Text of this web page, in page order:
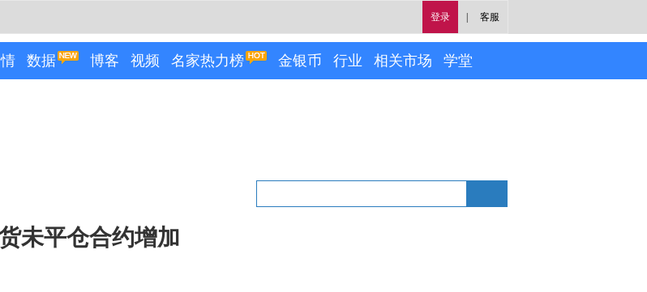
登录 客服
数据 博客 视频 名家热力榜 金银币 行业 相关市场 学堂
未平仓合约增加